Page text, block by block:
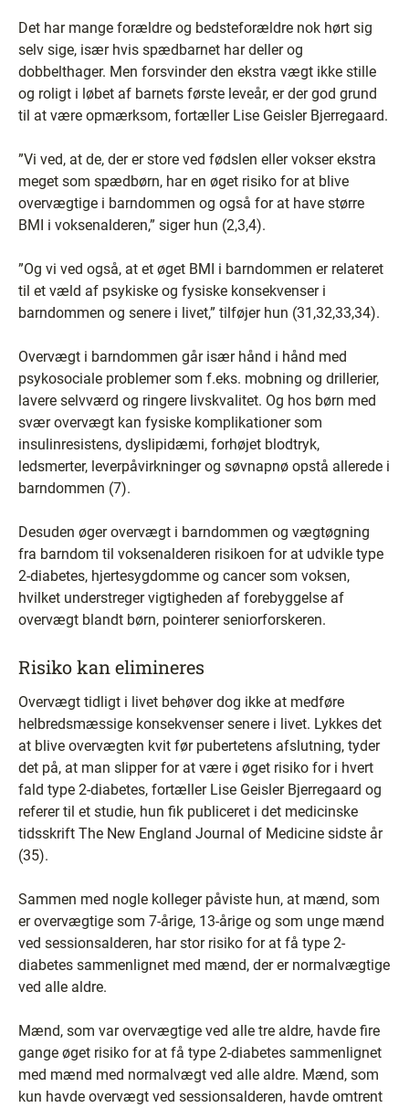
Det har mange forældre og bedsteforældre nok hørt sig
selv sige, især hvis spædbarnet har deller og
dobbelthager. Men forsvinder den ekstra vægt ikke stille
og roligt i løbet af barnets første leveår, er der god grund
til at være opmærksom, fortæller Lise Geisler Bjerregaard.
”Vi ved, at de, der er store ved fødslen eller vokser ekstra
meget som spædbørn, har en øget risiko for at blive
overvægtige i barndommen og også for at have større
BMI i voksenalderen,” siger hun (2,3,4).
”Og vi ved også, at et øget BMI i barndommen er relateret
til et væld af psykiske og fysiske konsekvenser i
barndommen og senere i livet,” tilføjer hun (31,32,33,34).
Overvægt i barndommen går især hånd i hånd med
psykosociale problemer som f.eks. mobning og drillerier,
lavere selvværd og ringere livskvalitet. Og hos børn med
svær overvægt kan fysiske komplikationer som
insulinresistens, dyslipidæmi, forhøjet blodtryk,
ledsmerter, leverpåvirkninger og søvnapnø opstå allerede i
barndommen (7).
Desuden øger overvægt i barndommen og vægtøgning
fra barndom til voksenalderen risikoen for at udvikle type
2-diabetes, hjertesygdomme og cancer som voksen,
hvilket understreger vigtigheden af forebyggelse af
overvægt blandt børn, pointerer seniorforskeren.
Risiko kan elimineres
Overvægt tidligt i livet behøver dog ikke at medføre
helbredsmæssige konsekvenser senere i livet. Lykkes det
at blive overvægten kvit før pubertetens afslutning, tyder
det på, at man slipper for at være i øget risiko for i hvert
fald type 2-diabetes, fortæller Lise Geisler Bjerregaard og
referer til et studie, hun fik publiceret i det medicinske
tidsskrift The New England Journal of Medicine sidste år
(35).
Sammen med nogle kolleger påviste hun, at mænd, som
er overvægtige som 7-årige, 13-årige og som unge mænd
ved sessionsalderen, har stor risiko for at få type 2-
diabetes sammenlignet med mænd, der er normalvægtige
ved alle aldre.
Mænd, som var overvægtige ved alle tre aldre, havde fire
gange øget risiko for at få type 2-diabetes sammenlignet
med mænd med normalvægt ved alle aldre. Mænd, som
kun havde overvægt ved sessionsalderen, havde omtrent